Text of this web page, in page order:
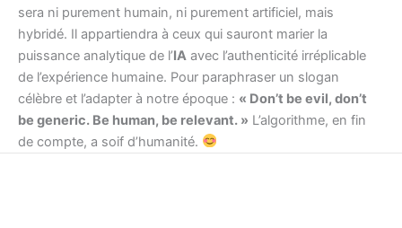
sera ni purement humain, ni purement artificiel, mais
hybridé. Il appartiendra à ceux qui sauront marier la
puissance analytique de l’IA avec l’authenticité irréplicable
de l’expérience humaine. Pour paraphraser un slogan
célèbre et l’adapter à notre époque : « Don’t be evil, don’t
be generic. Be human, be relevant. » L’algorithme, en fin
de compte, a soif d’humanité.